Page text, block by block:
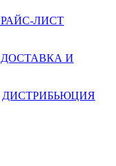
ЛИСТ
ДОСТАВКА И
ДИСТРИБЬЮЦИЯ